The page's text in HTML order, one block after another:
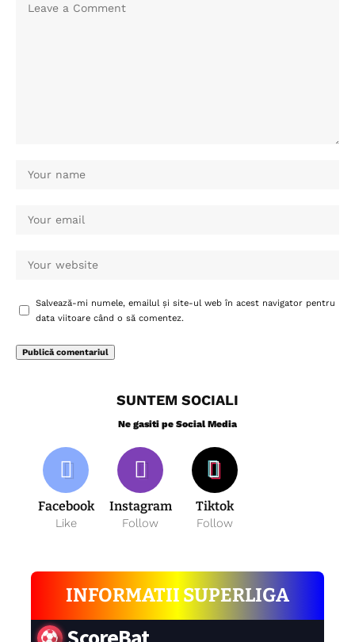
Salvează-mi numele, emailul și site-ul web în acest navigator pentru
data viitoare când o să comentez.
SUNTEM SOCIALI
Ne gasiti pe Social Media
Facebook
Like
Instagram
Follow
Tiktok
Follow
INFORMATII SUPERLIGA